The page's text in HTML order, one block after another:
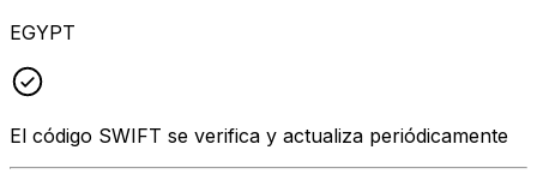
EGYPT
El código SWIFT se verifica y actualiza periódicamente